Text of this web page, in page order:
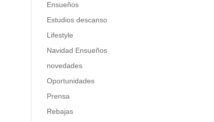
Ensueños
Estudios descanso
Lifestyle
Navidad Ensueños
novedades
Oportunidades
Prensa
Rebajas